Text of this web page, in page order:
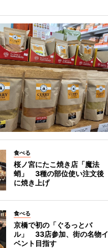
食べる
桜ノ宮にたこ焼き店「魔法
蛸」 3種の部位使い注文後
に焼き上げ
食べる
京橋で初の「ぐるっとバ
ル」 33店参加、街の名物イ
ベント目指す